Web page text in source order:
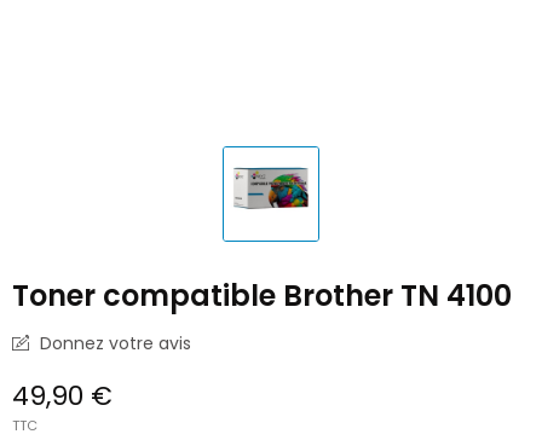
Toner compatible Brother TN 4100
Donnez votre avis
49,90 €
TTC